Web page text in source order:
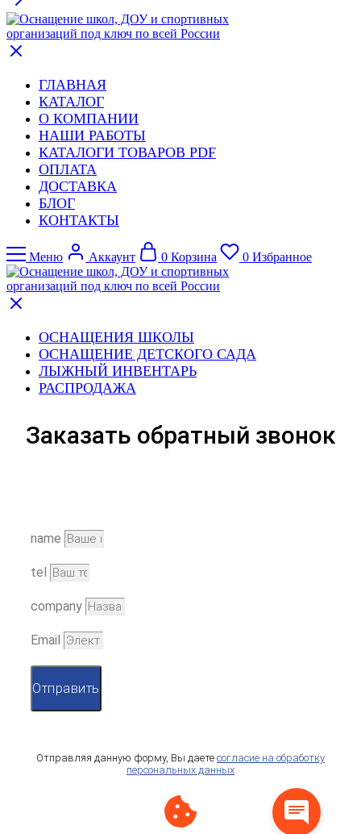
ГЛАВНАЯ
КАТАЛОГ
О КОМПАНИИ
НАШИ РАБОТЫ
КАТАЛОГИ ТОВАРОВ PDF
ОПЛАТА
ДОСТАВКА
БЛОГ
КОНТАКТЫ
Меню Аккаунт 0 Корзина 0 Избранное
ОСНАЩЕНИЯ ШКОЛЫ
ОСНАЩЕНИЕ ДЕТСКОГО САДА
ЛЫЖНЫЙ ИНВЕНТАРЬ
РАСПРОДАЖА
Заказать обратный звонок
name
tel
company
Email
Отправить
Отправляя данную форму, Вы даете согласие на обработку
персональных данных